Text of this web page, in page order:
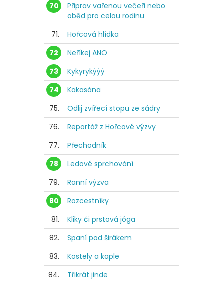
70
Připrav vařenou večeři nebo
oběd pro celou rodinu
71.
Hořcová hlídka
72
Neříkej ANO
73
Kykyrykýýý
74
Kakasána
75.
Odlij zvířecí stopu ze sádry
76.
Reportáž z Hořcové výzvy
77.
Přechodník
78
Ledové sprchování
79.
Ranní výzva
80
Rozcestníky
81.
Kliky či prstová jóga
82.
Spaní pod širákem
83.
Kostely a kaple
84.
Třikrát jinde